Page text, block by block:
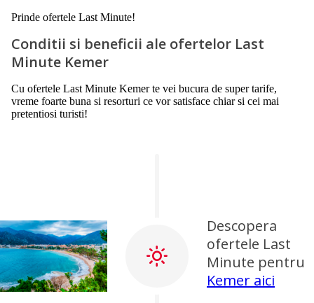
Prinde ofertele Last Minute!
Conditii si beneficii ale ofertelor Last
Minute Kemer
Cu ofertele Last Minute Kemer te vei bucura de super tarife,
vreme foarte buna si resorturi ce vor satisface chiar si cei mai
pretentiosi turisti!
Descopera
ofertele Last
Minute pentru
Kemer aici